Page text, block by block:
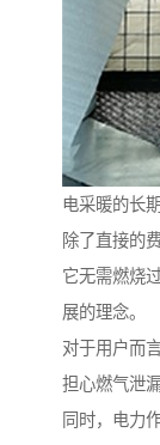
电采暖的长
除了直接的
它无需燃烧
展的理念。
对于用户而
担心燃气泄
同时，电力